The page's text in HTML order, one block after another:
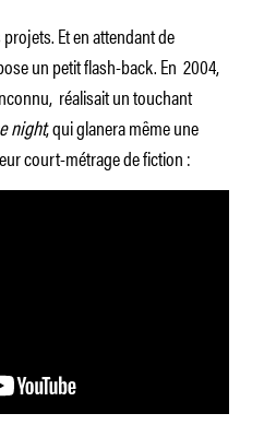
Et en attendant de
un petit flash-back. En 2004,
réalisait un touchant
night, qui glanera même une
court-métrage de fiction :